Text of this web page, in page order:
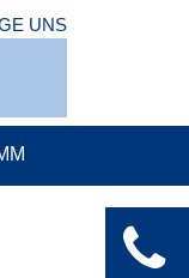
UNS